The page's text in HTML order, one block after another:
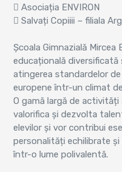
 Asociația ENVIRON
 Salvați Copiiii – filiala
Școala Gimnazială
educațională diversificată
atingerea standardelor
europene într-un climat
O gamă largă de
valorifica și dezvolta
elevilor și vor contribui
personalități echilibrate
într-o lume polivalentă.